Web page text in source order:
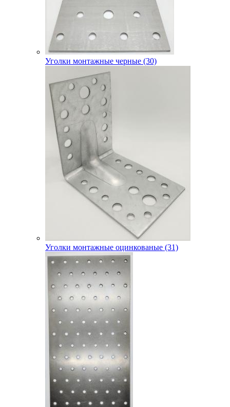
Уголки монтажные черные (30)
Уголки монтажные оцинкованые (31)